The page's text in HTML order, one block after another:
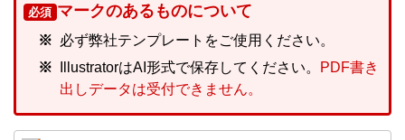
必須 マークのあるものについて
必ず弊社テンプレートをご使用ください。
IllustratorはAI形式で保存してください。
PDF書き
出しデータは受付できません。